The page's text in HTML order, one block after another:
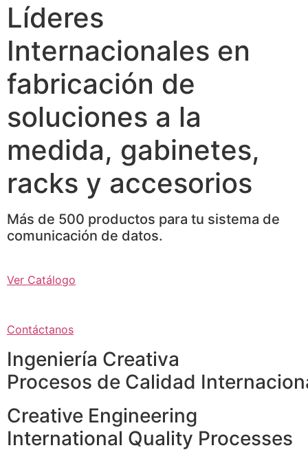
Líderes
Internacionales en
fabricación de
soluciones a la
medida, gabinetes,
racks y accesorios
Más de 500 productos para tu sistema de
comunicación de datos.
Ver Catálogo
Contáctanos
Ingeniería Creativa
Procesos de Calidad
Creative Engineering
International Quality Processes